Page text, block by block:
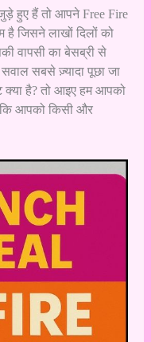
हुए हैं तो आपने Free Fire
है जिसने लाखों दिलों को
वापसी का बेसब्री से
सबसे ज़्यादा पूछा जा
क्या है? तो आइए हम आपको
आपको किसी और